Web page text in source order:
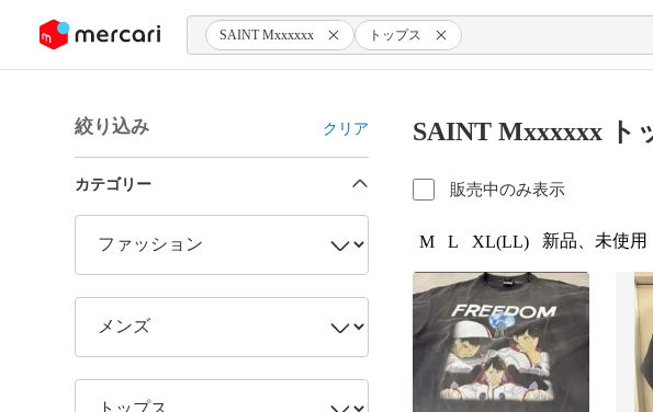
ツにスキップ SAINT Mxxxxxx トップス
絞り込み クリア
カテゴリー
SAINT Mxxxxxx ト
販売中のみ表示
M L XL(LL) 新品、未使用